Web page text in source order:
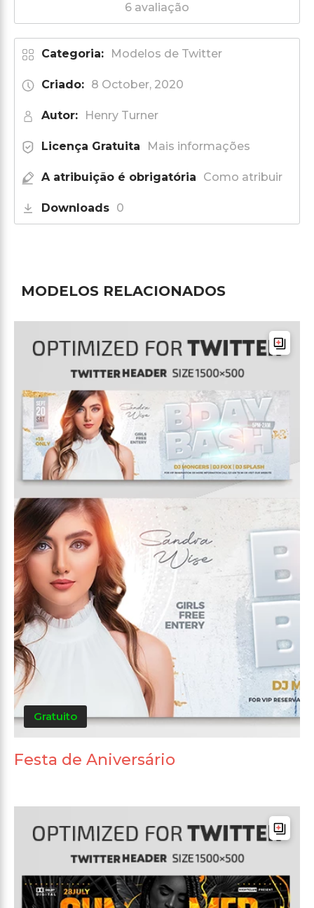
6 avaliação
Categoria: Modelos de Twitter
Criado: 8 October, 2020
Autor: Henry Turner
Licença Gratuita Mais informações
A atribuição é obrigatória Como atribuir
Downloads 0
MODELOS RELACIONADOS
Gratuito
Festa de Aniversário